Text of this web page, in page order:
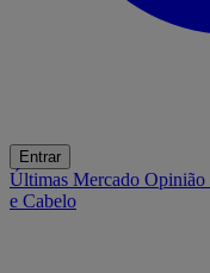
Entrar
Últimas Mercado Opinião
e Cabelo